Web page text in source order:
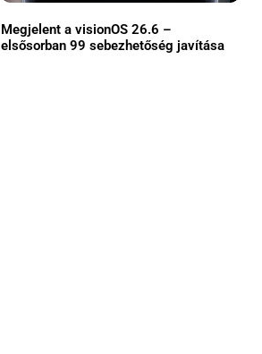
Megjelent a visionOS 26.6 –
elsősorban 99 sebezhetőség javítása